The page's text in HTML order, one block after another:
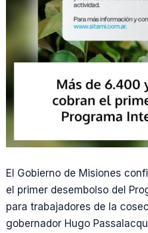
El Gobierno de Misiones
el primer desembolso del
para trabajadores de la
gobernador Hugo